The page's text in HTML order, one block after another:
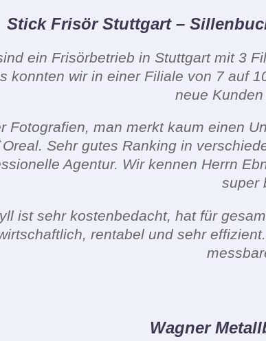
Stick Frisör Stuttgart –
ein Frisörbetrieb in Stuttgart mit 3
konnten wir in einer Filiale von 7 auf
neue
Fotografien, man merkt kaum einen
Sehr gutes Ranking in
Agentur. Wir kennen Herrn
super
ist sehr kostenbedacht, hat für
rentabel und sehr
Wagner